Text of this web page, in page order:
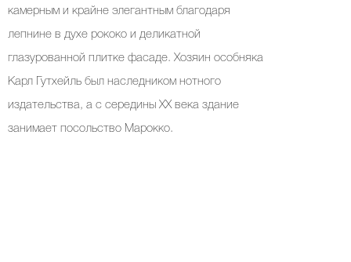
камерным и крайне элегантным благодаря
лепнине в духе рококо и деликатной
глазурованной плитке фасаде. Хозяин особняка
Карл Гутхейль был наследником нотного
издательства, а с середины ХХ века здание
занимает посольство Марокко.